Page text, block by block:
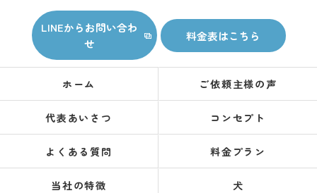
LINEからお問い合わ
せ
料金表はこちら
ホーム ご依頼主様の声
代表あいさつ コンセプト
よくある質問 料金プラン
当社の特徴 犬